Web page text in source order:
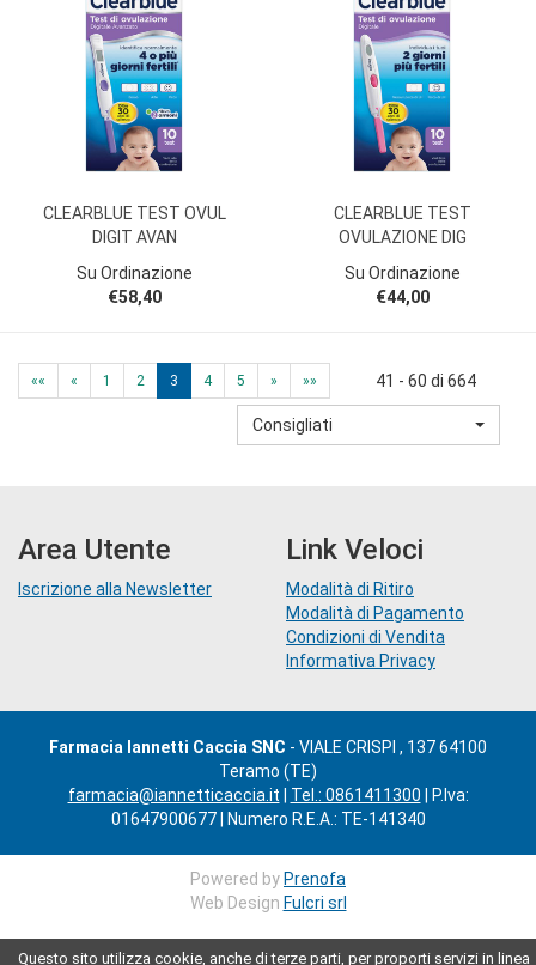
Questo sito utilizza cookie, anche di terze parti, per proporti servizi in linea
CLEARBLUE TEST OVUL
DIGIT AVAN
Su Ordinazione
€58,40
CLEARBLUE TEST
OVULAZIONE DIG
Su Ordinazione
€44,00
«« « 1 2 3 4 5 » »» 41 - 60 di 664
Consigliati
Area Utente
Iscrizione alla Newsletter
Link Veloci
Modalità di Ritiro
Modalità di Pagamento
Condizioni di Vendita
Informativa Privacy
Farmacia Iannetti Caccia SNC - VIALE CRISPI , 137 64100
Teramo (TE)
farmacia@iannetticaccia.it | Tel.: 0861411300 | P.Iva:
01647900677 | Numero R.E.A.: TE-141340
Powered byPrenofa
Web Design Fulcri srl